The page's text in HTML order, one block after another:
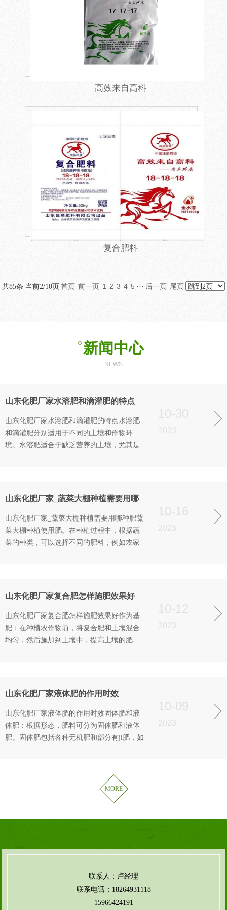
高效来自高科
复合肥料
共85条 当前2/10页 首页 前一页 1 2 3 4 5 ··· 后一页 尾页
新闻中心
NEWS
山东化肥厂家水溶肥和滴灌肥的特点
山东化肥厂家水溶肥和滴灌肥的特点水溶肥
和滴灌肥分别适用于不同的土壤和作物环
境。水溶肥适合于缺乏营养的土壤，尤其是
水溶肥更容易被作物吸收，对作物的生长起
10-30
2023
山东化肥厂家_蔬菜大棚种植需要用哪
山东化肥厂家_蔬菜大棚种植需要用哪种肥蔬
菜大棚种植使用肥。在种植过程中，根据蔬
菜的种类，可以选择不同的肥料，例如农家
肥能够提高土壤中的养分利用率，促进蔬菜
10-16
2023
山东化肥厂家复合肥怎样施肥效果好
山东化肥厂家复合肥怎样施肥效果好作为基
肥：在种植农作物前，将复合肥和土壤混合
均匀，然后施加到土壤中，提高土壤的肥
1000的比例混合，然后顺花盆的边缘缓缓倒
10-12
2023
山东化肥厂家液体肥的作用时效
山东化肥厂家液体肥的作用时效固体肥和液
体肥：根据形态，肥料可分为固体肥和液体
肥。固体肥包括各种无机肥和部分有ji肥，如
缓效肥：根据作用时效，肥料可分为速效肥
和缓效肥。速效肥是指那些可以被植物吸收
得快、见效也快的肥料，如尿素、硝
10-09
2023
MORE
联系人：卢经理
联系电话：18264931118
15966424191